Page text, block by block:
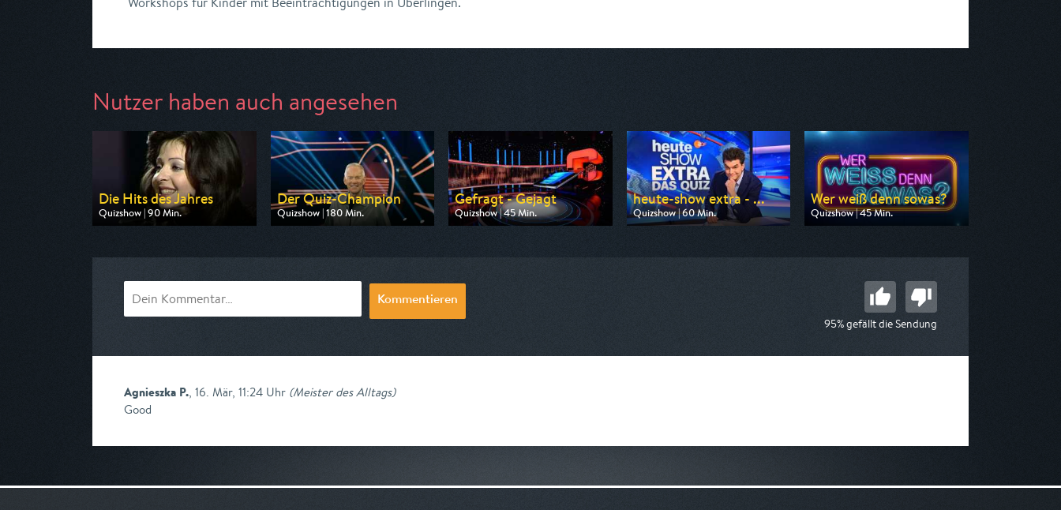
Nutzer haben auch angesehen
Die Hits des Jahres
Quizshow | 90 Min.
Ausgestrahlt von rbb
Der Quiz-Champion
Quizshow | 180 Min.
Ausgestrahlt von ZDF
Gefragt - Gejagt
Quizshow | 45 Min.
Ausgestrahlt von ARD
heute-show extra - ...
Quizshow | 60 Min.
Ausgestrahlt von ZDF
Wer weiß denn sowas?
Quizshow | 45 Min.
Ausgestrahlt von WDR
Kommentieren
95% gefällt die Sendung
Agnieszka P., 16. Mär, 11:24 Uhr (Meister des Alltags)
Good